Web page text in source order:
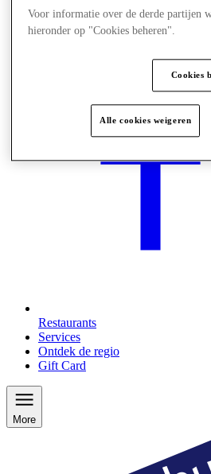
Restaurants
Services
Ontdek de regio
Gift Card
More
Voor informatie over de derde partijen
hieronder op "Cookies beheren".
Cookies
Alle cookies weigeren